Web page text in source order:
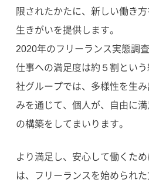
限されたかたに、新しい働き方
生きがいを提供します。
2020年のフリーランス実態調
仕事への満足度は約５割とい
社グループでは、多様性を生
みを通じて、個人が、自由に
の構築をしてまいります。
より満足し、安心して働くた
は、フリーランスを始められた